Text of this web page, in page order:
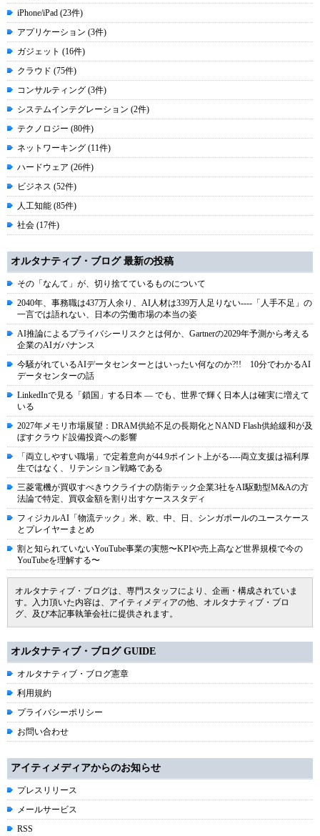
iPhone/iPad (23件)
アプリケーション (3件)
ガジェット (16件)
クラウド (75件)
コンサルティング (3件)
システムインテグレーション (2件)
テクノロジー (80件)
ネットワーキング (11件)
ハードウェア (26件)
ビジネス (52件)
人工知能 (85件)
社会 (17件)
オルタナティブ・ブログ 最新の投稿
その「なんて」が、切り捨てているものについて
2040年、事務職は437万人余り、AI人材は339万人足りない----「人手不足」の
一言では語れない、日本の労働市場の本当の姿
AI推論によるプライバシーリスクとは何か、Gartnerの2029年予測から考える
企業のAIガバナンス
今騒がれているAIデータセンターとはいったい何なのか?!! 10分でわかるAI
データセンターの話
LinkedInで見る「鎖国」する日本 ― でも、世界で輝く日本人は確実に増えて
いる
2027年メモリ市場展望：DRAM供給不足の長期化とNAND Flash供給緩和が及
ぼすクラウド設備投資への影響
「両立しやすい職場」で定着意向が44.9ポイント上がる----両立支援は福利厚
生ではなく、リテンション戦略である
三菱電機が買収すべきウクライナの防衛テック企業3社をAI駆動型M&Aの方
法論で特定、買収金額を割り出すケーススタディ
フィジカルAI「物流テック」米、欧、中、日、シンガポールのユースケース
とプレイヤーまとめ
割と知られていないYouTube事業の実態〜KPIや売上高など世界規模で今の
YouTubeを理解する〜
オルタナティブ・ブログは、専門スタッフにより、企画・構成されていま
す。入力頂いた内容は、アイティメディアの他、オルタナティブ・ブロ
グ、及び本記事執筆会社に提供されます。
オルタナティブ・ブログ GUIDE
オルタナティブ・ブログ憲章
利用規約
プライバシーポリシー
お問い合わせ
アイティメディアからのお知らせ
プレスリリース
メールサービス
RSS